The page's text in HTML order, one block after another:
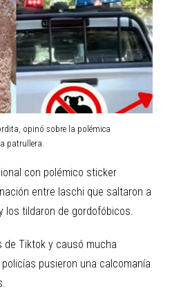
opinó sobre la polémica
patrullera.
con polémico sticker
entre laschi que saltaron a
tildaron de gordofóbicos.
de Tiktok y causó mucha
pusieron una calcomanía